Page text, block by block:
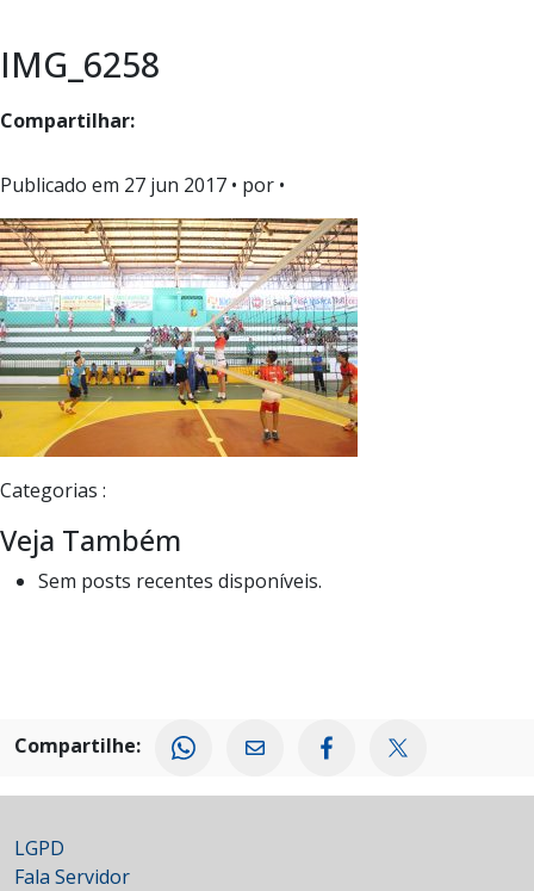
IMG_6258
Compartilhar:
Publicado em 27 jun 2017 • por •
Categorias :
Veja Também
Sem posts recentes disponíveis.
Compartilhe:
LGPD
Fala Servidor